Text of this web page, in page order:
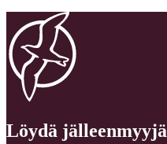
Löydä jälleenmyyjä